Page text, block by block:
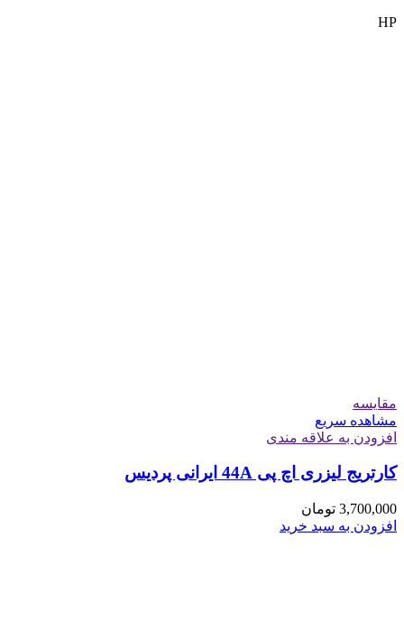
HP
مقایسه
مشاهده سریع
افزودن به علاقه مندی
کارتریج لیزری اچ پی 44A ایرانی پردیس
3,700,000 تومان
افزودن به سبد خرید